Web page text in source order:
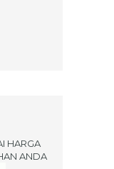
HARGA
ANDA